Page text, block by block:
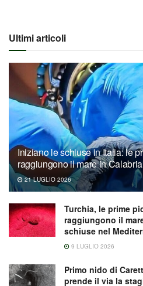
Ultimi articoli
Iniziano le schiuse in Italia: le
raggiungono il mare in
21 LUGLIO 2026
Turchia, le prime
raggiungono il
schiuse nel
9 LUGLIO 2026
Primo nido di
prende il via la